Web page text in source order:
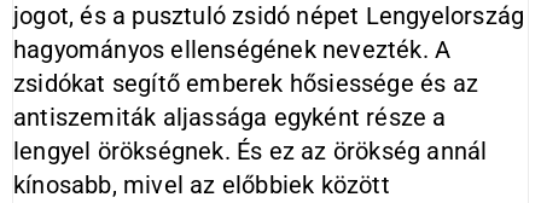
jogot, és a pusztuló zsidó népet Lengyelország
hagyományos ellenségének nevezték. A
zsidókat segítő emberek hősiessége és az
antiszemiták aljassága egyként része a
lengyel örökségnek. És ez az örökség annál
kínosabb, mivel az előbbiek között